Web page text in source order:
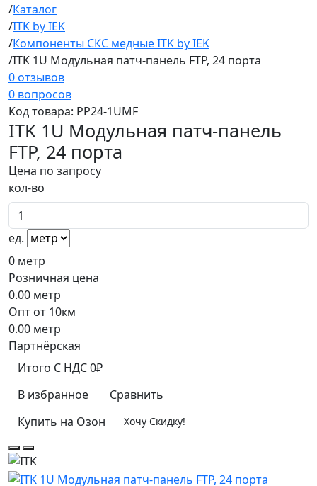
Каталог
ITK by IEK
Компоненты СКС медные ITK by IEK
ITK 1U Модульная патч-панель FTP, 24 порта
0 отзывов
0 вопросов
Код товара: PP24-1UMF
ITK 1U Модульная патч-панель
FTP, 24 порта
Цена по запросу
кол-во
ед.
0 метр
Розничная цена
0.00 метр
Опт от 10км
0.00 метр
Партнёрская
Итого C НДС0₽
В избранное
Сравнить
Купить на Озон
Хочу Скидку!